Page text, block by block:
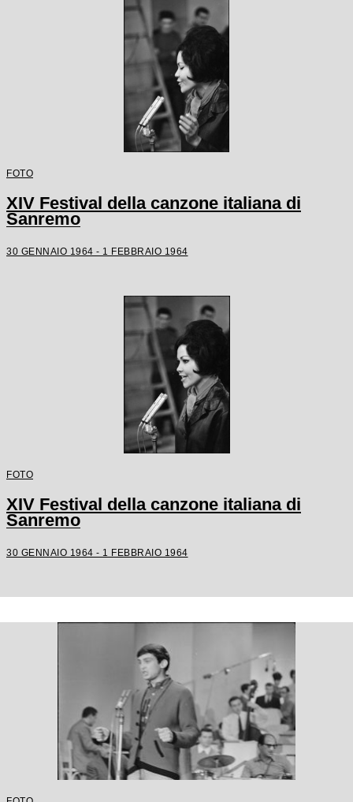
FOTO
XIV Festival della canzone italiana di
Sanremo
30 GENNAIO 1964 - 1 FEBBRAIO 1964
FOTO
XIV Festival della canzone italiana di
Sanremo
30 GENNAIO 1964 - 1 FEBBRAIO 1964